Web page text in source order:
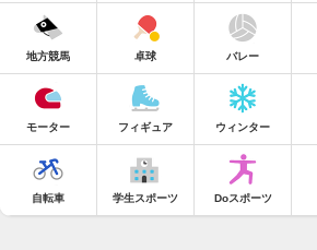
地方競馬 卓球 バレー
モーター フィギュア ウィンター
自転車 学生スポーツ Doスポーツ